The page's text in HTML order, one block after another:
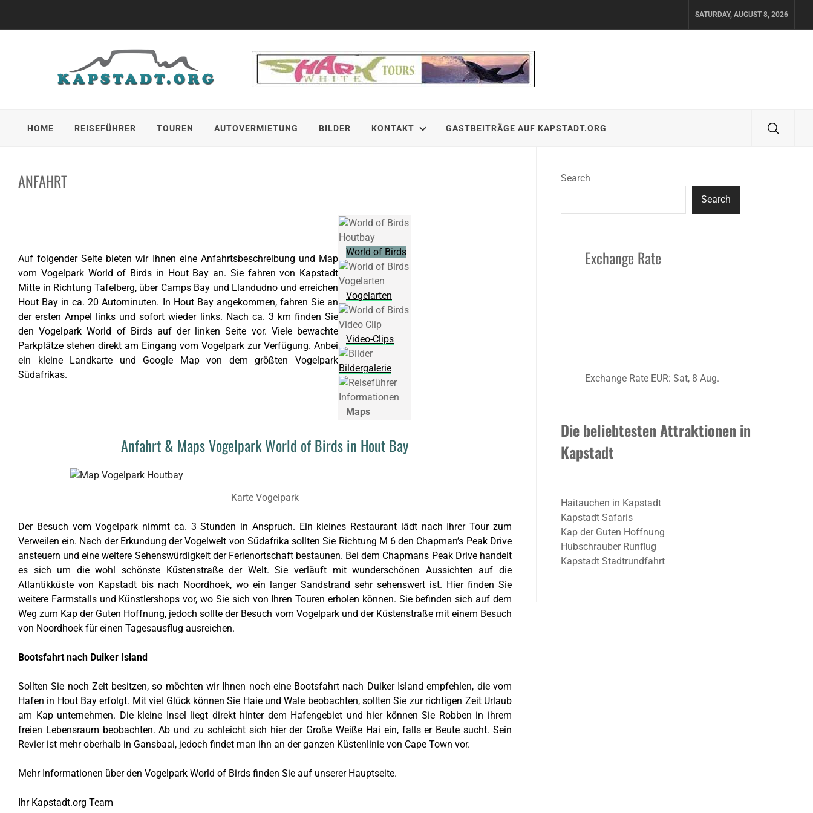
SATURDAY, AUGUST 8, 2026
HOME REISEFÜHRER TOUREN AUTOVERMIETUNG BILDER KONTAKT GASTBEITRÄGE AUF KAPSTADT.ORG
ANFAHRT
Auf folgender Seite bieten wir Ihnen eine Anfahrtsbeschreibung und Map
vom Vogelpark World of Birds in Hout Bay an. Sie fahren von Kapstadt
Mitte in Richtung Tafelberg, über Camps Bay und Llandudno und erreichen
Hout Bay in ca. 20 Autominuten. In Hout Bay angekommen, fahren Sie an
der ersten Ampel links und sofort wieder links. Nach ca. 3 km finden Sie
den Vogelpark World of Birds auf der linken Seite vor. Viele bewachte
Parkplätze stehen direkt am Eingang vom Vogelpark zur Verfügung. Anbei
ein kleine Landkarte und Google Map von dem größten Vogelpark
Südafrikas.
World of Birds
Vogelarten
Video-Clips
Bildergalerie
Maps
Anfahrt & Maps Vogelpark World of Birds in Hout Bay
Karte Vogelpark
Der Besuch vom Vogelpark nimmt ca. 3 Stunden in Anspruch. Ein kleines Restaurant lädt nach Ihrer Tour zum
Verweilen ein. Nach der Erkundung der Vogelwelt von Südafrika sollten Sie Richtung M 6 den Chapman’s Peak Drive
ansteuern und eine weitere Sehenswürdigkeit der Ferienortschaft bestaunen. Bei dem Chapmans Peak Drive handelt
es sich um die wohl schönste Küstenstraße der Welt. Sie verläuft mit wunderschönen Aussichten auf die
Atlantikküste von Kapstadt bis nach Noordhoek, wo ein langer Sandstrand sehr sehenswert ist. Hier finden Sie
weitere Farmstalls und Künstlershops vor, wo Sie sich von Ihren Touren erholen können. Sie befinden sich auf dem
Weg zum Kap der Guten Hoffnung, jedoch sollte der Besuch vom Vogelpark und der Küstenstraße mit einem Besuch
von Noordhoek für einen Tagesausflug ausreichen.
Bootsfahrt nach Duiker Island
Sollten Sie noch Zeit besitzen, so möchten wir Ihnen noch eine Bootsfahrt nach Duiker Island empfehlen, die vom
Hafen in Hout Bay erfolgt. Mit viel Glück können Sie Haie und Wale beobachten, sollten Sie zur richtigen Zeit Urlaub
am Kap unternehmen. Die kleine Insel liegt direkt hinter dem Hafengebiet und hier können Sie Robben in ihrem
freien Lebensraum beobachten. Ab und zu schleicht sich hier der Große Weiße Hai ein, falls er Beute sucht. Sein
Revier ist mehr oberhalb in Gansbaai, jedoch findet man ihn an der ganzen Küstenlinie von Cape Town vor.
Mehr Informationen über den Vogelpark World of Birds finden Sie auf unserer Hauptseite.
Ihr Kapstadt.org Team
Search
Search
Exchange Rate
Exchange Rate EUR: Sat, 8 Aug.
Die beliebtesten Attraktionen in
Kapstadt
Haitauchen in Kapstadt
Kapstadt Safaris
Kap der Guten Hoffnung
Hubschrauber Runflug
Kapstadt Stadtrundfahrt